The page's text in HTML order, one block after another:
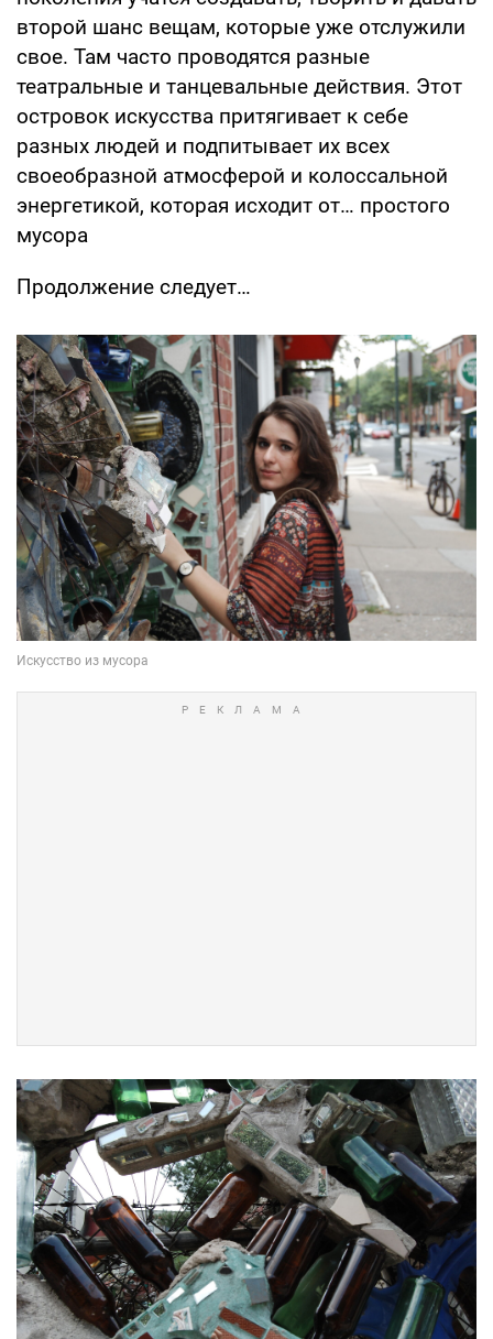
второй шанс вещам, которые уже отслужили
свое. Там часто проводятся разные
театральные и танцевальные действия. Этот
островок искусства притягивает к себе
разных людей и подпитывает их всех
своеобразной атмосферой и колоссальной
энергетикой, которая исходит от… простого
мусора
Продолжение следует…